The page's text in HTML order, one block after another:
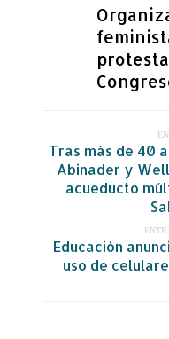
Tras más de 40
Abinader y
acueducto
Educación
uso de